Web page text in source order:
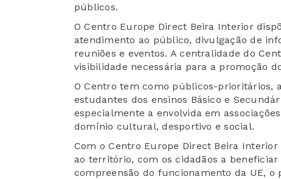
públicos.
O Centro Europe Direct Beira Interior
atendimento ao público, divulgação de
reuniões e eventos. A centralidade do
visibilidade necessária para a promoção
O Centro tem como públicos-prioritários,
estudantes dos ensinos Básico e
especialmente a envolvida em
domínio cultural, desportivo e social.
Com o Centro Europe Direct Beira
ao território, com os cidadãos a
compreensão do funcionamento da UE, o